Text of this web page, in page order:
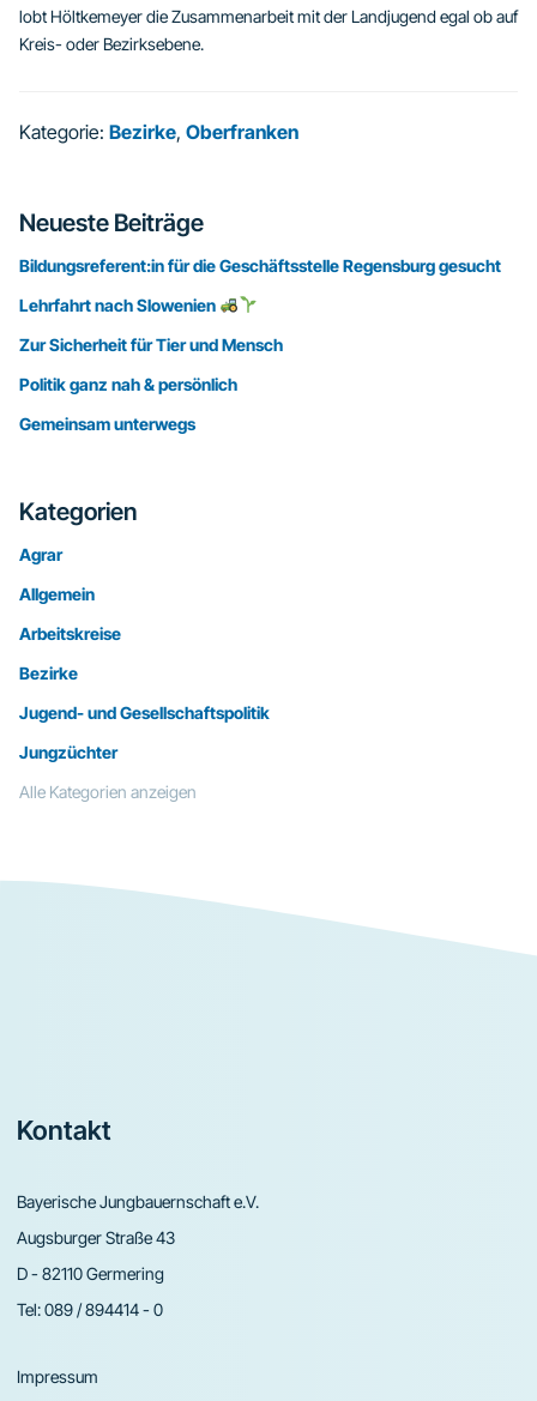
lobt Höltkemeyer die Zusammenarbeit mit der Landjugend egal ob auf
Kreis- oder Bezirksebene.
Kategorie: Bezirke, Oberfranken
Seitenspalte
Neueste Beiträge
Bildungsreferent:in für die Geschäftsstelle Regensburg gesucht
Lehrfahrt nach Slowenien
Zur Sicherheit für Tier und Mensch
Politik ganz nah & persönlich
Gemeinsam unterwegs
Kategorien
Agrar
Allgemein
Arbeitskreise
Bezirke
Jugend- und Gesellschaftspolitik
Jungzüchter
Alle Kategorien anzeigen
Footer
Kontakt
Bayerische Jungbauernschaft e.V.
Augsburger Straße 43
D - 82110 Germering
Tel:089 / 894414 - 0
Impressum